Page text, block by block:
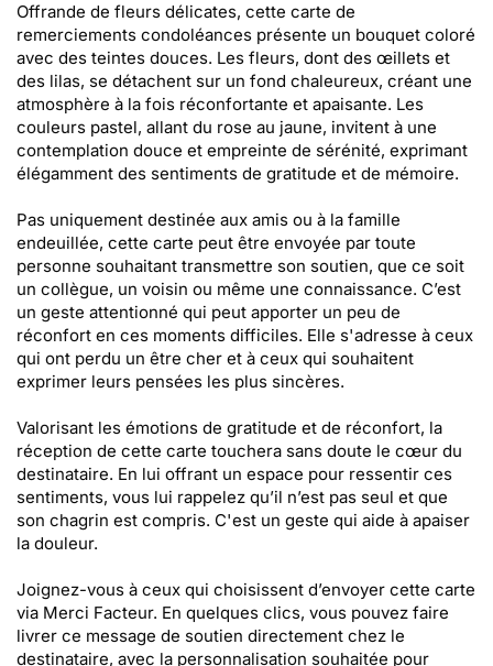
Offrande de fleurs délicates, cette carte de
remerciements condoléances présente un bouquet coloré
avec des teintes douces. Les fleurs, dont des œillets et
des lilas, se détachent sur un fond chaleureux, créant une
atmosphère à la fois réconfortante et apaisante. Les
couleurs pastel, allant du rose au jaune, invitent à une
contemplation douce et empreinte de sérénité, exprimant
élégamment des sentiments de gratitude et de mémoire.
Pas uniquement destinée aux amis ou à la famille
endeuillée, cette carte peut être envoyée par toute
personne souhaitant transmettre son soutien, que ce soit
un collègue, un voisin ou même une connaissance. C’est
un geste attentionné qui peut apporter un peu de
réconfort en ces moments difficiles. Elle s'adresse à ceux
qui ont perdu un être cher et à ceux qui souhaitent
exprimer leurs pensées les plus sincères.
Valorisant les émotions de gratitude et de réconfort, la
réception de cette carte touchera sans doute le cœur du
destinataire. En lui offrant un espace pour ressentir ces
sentiments, vous lui rappelez qu’il n’est pas seul et que
son chagrin est compris. C'est un geste qui aide à apaiser
la douleur.
Joignez-vous à ceux qui choisissent d’envoyer cette carte
via Merci Facteur. En quelques clics, vous pouvez faire
livrer ce message de soutien directement chez le
destinataire, avec la personnalisation souhaitée pour